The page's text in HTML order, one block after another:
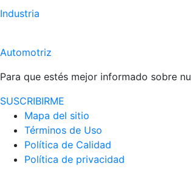
Industria
Automotriz
Para que estés mejor informado sobre
SUSCRIBIRME
Mapa del sitio
Términos de Uso
Política de Calidad
Política de privacidad